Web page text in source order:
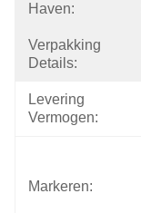
Haven:
Verpakking
Details:
Levering
Vermogen:
Markeren: